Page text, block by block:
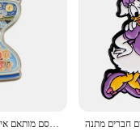
שמן ציור שמן קיר מופשט הלילה סיכות אמייל שמים סמל חמניות מפורסם מותאם אישית חמניות מפורסם